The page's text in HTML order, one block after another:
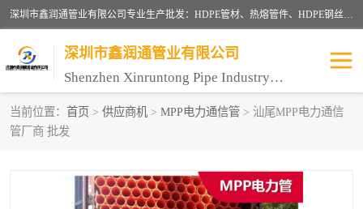
深圳市鑫润通管业有限公司专业生产批发：HDPE管材、热熔管件、HDPE钢丝骨架管、电熔管件、HDPE双壁波纹管、MPP电力管、井盖、PVC管材管件、PPR管材管件等；公司自创建以来，始终秉承“团结、务实、创新、守信”的服务宗旨，凭借专业的服务以及多年的勤奋拼搏，发展成为一家专业销售各种管材管件，绝缘电工套管及配件等系列产品的贸易公司。
深圳市鑫润通管业有限公司
Shenzhen Xinruntong Pipe Industry Co., Ltd
当前位置： 首页 > 供应商机 > MPP电力通信管 > 汕尾MPP电力通信
管厂商 批发
HDPE管材给水管
HDPE双壁波纹管 HDPE电力通讯管